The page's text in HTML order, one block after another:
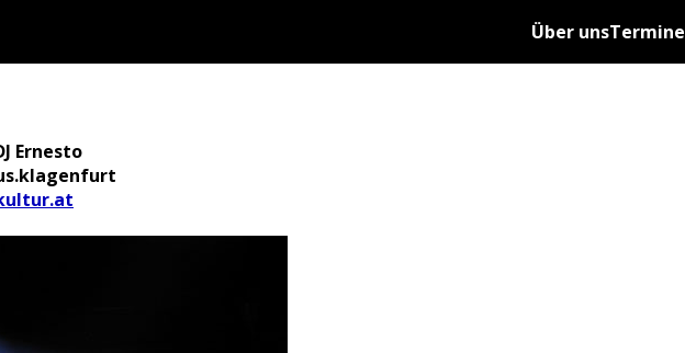
Über unsTermine
Ernesto